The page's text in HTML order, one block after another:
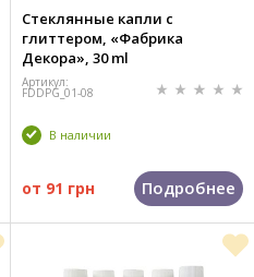
Стеклянные капли с
глиттером, «Фабрика
Декора», 30 ml
Артикул:
FDDPG_01-08
В наличии
от 91 грн Подробнее